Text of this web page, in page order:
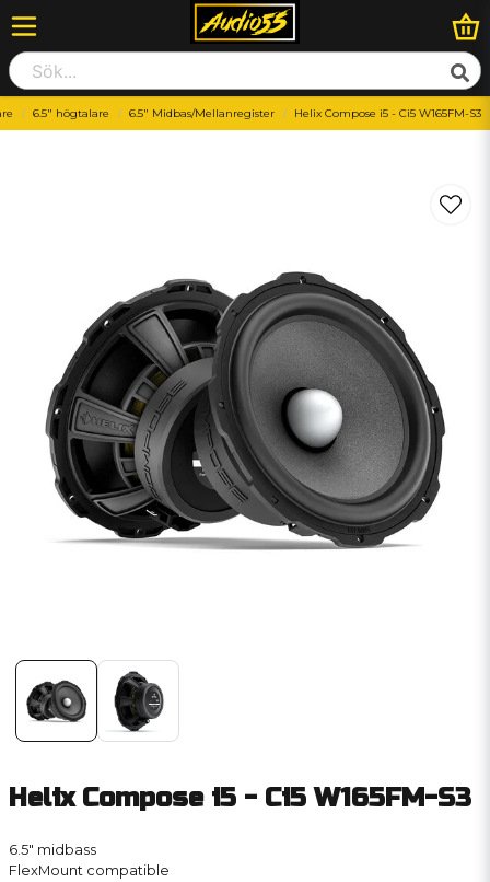
6.5" högtalare 6.5" Midbas/Mellanregister Helix Compose i5 - Ci5 W165FM-S3
Helix Compose i5 - Ci5 W165FM-S3
6.5″ midbass
FlexMount compatible